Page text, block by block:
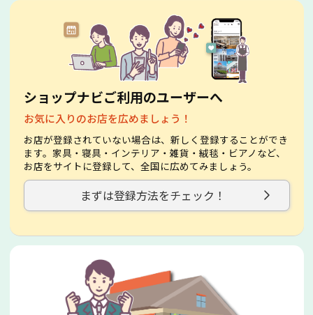
ショップナビご利用のユーザーへ
お気に入りのお店を広めましょう！
お店が登録されていない場合は、新しく登録することができ
ます。家具・寝具・インテリア・雑貨・絨毯・ビアノなど、
お店をサイトに登録して、全国に広めてみましょう。
まずは登録方法をチェック！